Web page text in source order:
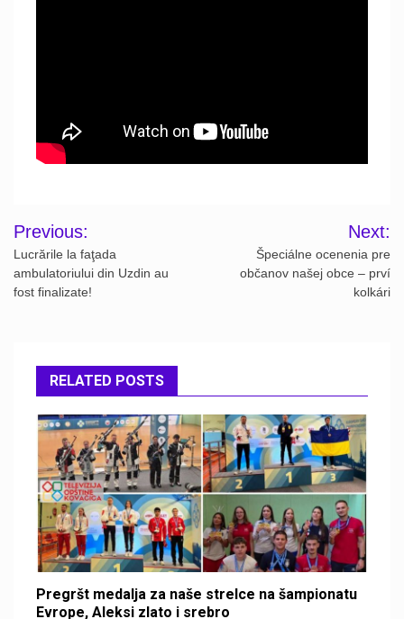
Post
navigation
Previous:
Lucrările la faţada
ambulatoriului din Uzdin au
fost finalizate!
Next:
Špeciálne ocenenia pre
občanov našej obce – prví
kolkári
RELATED POSTS
Pregršt medalja za naše strelce na šampionatu
Evrope, Aleksi zlato i srebro